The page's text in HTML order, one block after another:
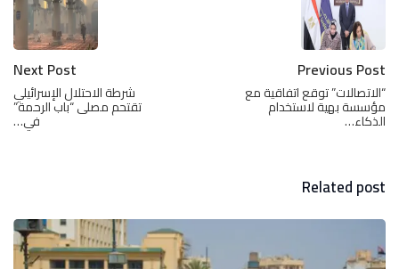
Previous Post
“الاتصالات” توقع اتفاقية مع
مؤسسة بهية لاستخدام
الذكاء…
Next Post
شرطة الاحتلال الإسرائيلي
تقتحم مصلى “باب الرحمة”
في…
Related post